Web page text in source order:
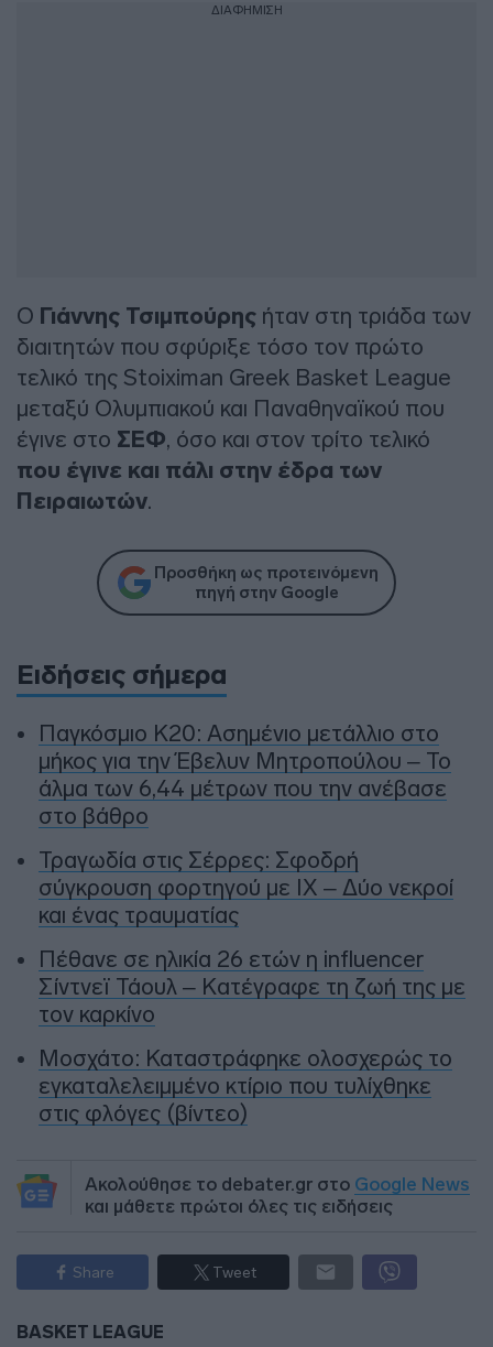
ΔΙΑΦΗΜΙΣΗ
Ο Γιάννης Τσιμπούρης ήταν στη τριάδα των
διαιτητών που σφύριξε τόσο τον πρώτο
τελικό της Stoiximan Greek Basket League
μεταξύ Ολυμπιακού και Παναθηναϊκού που
έγινε στο ΣΕΦ, όσο και στον τρίτο τελικό
που έγινε και πάλι στην έδρα των
Πειραιωτών.
Προσθήκη ως προτεινόμενη
πηγή στην Google
Ειδήσεις σήμερα
Παγκόσμιο Κ20: Ασημένιο μετάλλιο στο
μήκος για την Έβελυν Μητροπούλου – Το
άλμα των 6,44 μέτρων που την ανέβασε
στο βάθρο
Τραγωδία στις Σέρρες: Σφοδρή
σύγκρουση φορτηγού με ΙΧ – Δύο νεκροί
και ένας τραυματίας
Πέθανε σε ηλικία 26 ετών η influencer
Σίντνεϊ Τάουλ – Kατέγραφε τη ζωή της με
τον καρκίνο
Μοσχάτο: Καταστράφηκε ολοσχερώς το
εγκαταλελειμμένο κτίριο που τυλίχθηκε
στις φλόγες (βίντεο)
Ακολούθησε το debater.gr στο Google News
και μάθετε πρώτοι όλες τις ειδήσεις
Share Tweet
BASKET LEAGUE